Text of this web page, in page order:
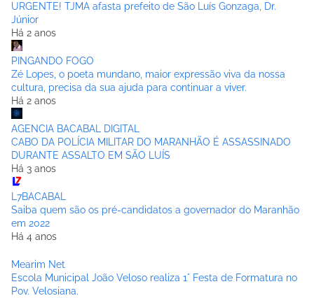
URGENTE! TJMA afasta prefeito de São Luís Gonzaga, Dr.
Júnior
Há 2 anos
PINGANDO FOGO
Zé Lopes, o poeta mundano, maior expressão viva da nossa
cultura, precisa da sua ajuda para continuar a viver.
Há 2 anos
AGENCIA BACABAL DIGITAL
CABO DA POLÍCIA MILITAR DO MARANHÃO É ASSASSINADO
DURANTE ASSALTO EM SÃO LUÍS
Há 3 anos
L7BACABAL
Saiba quem são os pré-candidatos a governador do Maranhão
em 2022
Há 4 anos
Mearim Net
Escola Municipal João Veloso realiza 1° Festa de Formatura no
Pov. Velosiana.